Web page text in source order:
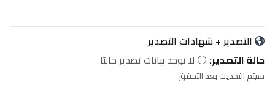
التصدير + شهادات التصدير
حالة التصدير: ⚪ لا توجد بيانات تصدير حاليًا
سيتم التحديث بعد التحقق